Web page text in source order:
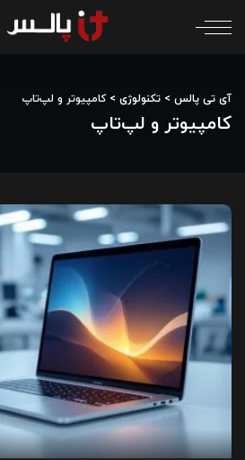
آی تی پالس > تکنولوژی >کامپیوتر و لپ‌تاپ
کامپیوتر و لپ‌تاپ